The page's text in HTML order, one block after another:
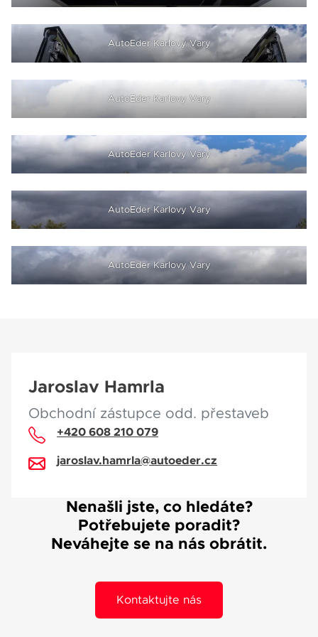
AutoEder Karlovy Vary
AutoEder Karlovy Vary
AutoEder Karlovy Vary
AutoEder Karlovy Vary
AutoEder Karlovy Vary
Jaroslav Hamrla
Obchodní zástupce odd. přestaveb
+420 608 210 079
jaroslav.hamrla@autoeder.cz
Nenašli jste, co hledáte?
Potřebujete poradit?
Neváhejte se na nás obrátit.
Kontaktujte nás